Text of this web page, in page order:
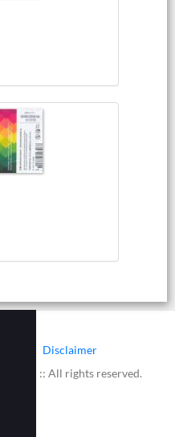
Disclaimer
:: All rights reserved.